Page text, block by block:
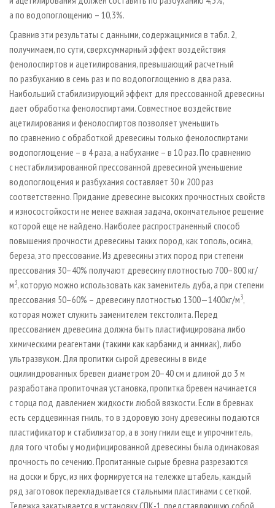
а по водопоглощению – 10,3%.
Сравнив эти результаты с данными, содержащимися в табл. 2,
получимаем, по сути, сверхсуммарный эффект воздействия
фенолоспиртов и ацетилирования, превышающий расчетный
по разбуханию в семь раз и по водопоглощению в два раза.
Наибольший стабилизирующий эффект для прессованной древесины
дает обработка фенолоспиртами. Совместное воздействие
ацетилирования и фенолоспиртов позволяет уменьшить
по сравнению с обработкой древесины только фенолоспиртами
водопоглощение – в 4 раза, а набухание – в 10 раз. По сравнению
с нестабилизированной прессованной древесиной уменьшение
водопоглощения и разбухания составляет 30 и 200 раз
соответственно. Придание древесине высоких прочностных свойств
и износостойкости не менее важная задача, окончательное решение
которой еще не найдено. Наиболее распространенный способ
повышения прочности древесины таких пород, как тополь, осина,
береза, это прессование. Из древесины этих пород при степени
прессования 30–40% получают древесину плотностью 700–800 кг/
м3, которую можно использовать как заменитель дуба, а при степени
прессования 50–60% – древесину плотностью 1300—1400кг/м3,
которая может служить заменителем текстолита. Перед
прессованием древесина должна быть пластифицирована либо
химическими реагентами (такими как карбамид и аммиак), либо
ультразвуком. Для пропитки сырой древесины в виде
оцилиндрованных бревен диаметром 20–40 см и длиной до 3 м
разработана пропиточная установка, пропитка бревен начинается
с торца под давлением жидкости любой вязкости. Если в бревнах
есть сердцевинная гниль, то в здоровую зону древесины подаются
пластификатор и стабилизатор, а в зону гнили еще и упрочнитель,
для того чтобы у модифицированной древесины была одинаковая
прочность по сечению. Пропитанные сырые бревна разрезаются
на доски и брус, из них формируется на тележке штабель, каждый
ряд заготовок перекладывается стальными пластинами с сеткой.
Тележка закатывается в установку СПК-1, представляющую собой